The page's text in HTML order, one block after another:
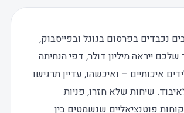
נכבדים בפרסום בגוגל ובפייסבוק,
ייראה מיליון דולר, דפי הנחיתה
איכותיים – ואיכשהו, עדיין תרגישו
שיחות שלא חזרו, פניות
פוטנציאליים שנשמטים בין